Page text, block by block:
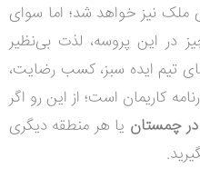
نیز خواهد شد؛ اما سوای
در این پروسه، لذت بی‌نظیر
تیم ایده سبز، کسب رضایت،
کاریمان است؛ از این رو اگر
چمستان یا هر منطقه دیگری